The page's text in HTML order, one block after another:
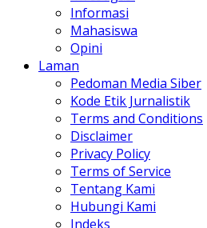
Informasi
Mahasiswa
Opini
Laman
Pedoman Media Siber
Kode Etik Jurnalistik
Terms and Conditions
Disclaimer
Privacy Policy
Terms of Service
Tentang Kami
Hubungi Kami
Indeks